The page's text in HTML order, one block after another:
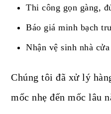
Thi công gọn gàng,
Báo giá minh bạch
Nhận vệ sinh nhà
Chúng tôi đã xử lý
mốc nhẹ đến mốc lâu